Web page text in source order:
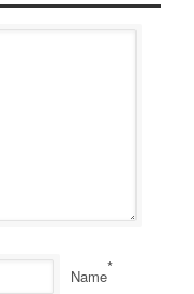
Name*